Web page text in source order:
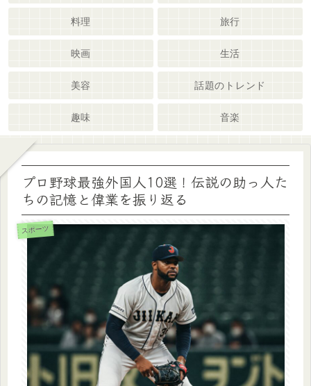
料理 旅行
映画 生活
美容 話題のトレンド
趣味 音楽
プロ野球最強外国人10選！伝説の助っ人た
ちの記憶と偉業を振り返る
スポーツ